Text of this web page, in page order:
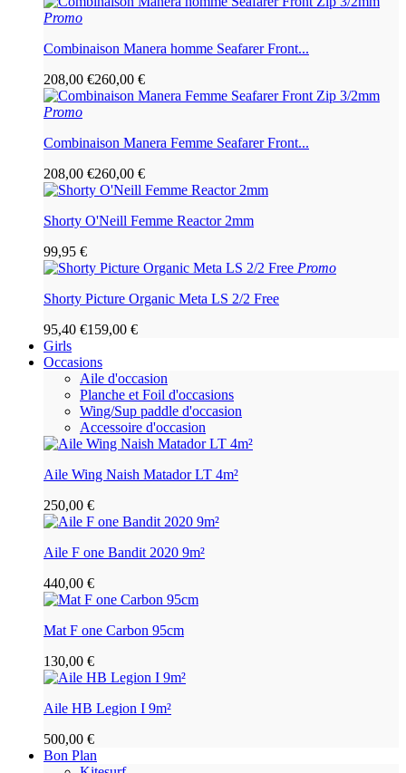
Promo
Combinaison Manera homme Seafarer Front...
208,00 €260,00 €
Promo
Combinaison Manera Femme Seafarer Front...
208,00 €260,00 €
Shorty O'Neill Femme Reactor 2mm
99,95 €
Promo
Shorty Picture Organic Meta LS 2/2 Free
95,40 €159,00 €
Girls
Occasions
Aile d'occasion
Planche et Foil d'occasions
Wing/Sup paddle d'occasion
Accessoire d'occasion
Aile Wing Naish Matador LT 4m²
250,00 €
Aile F one Bandit 2020 9m²
440,00 €
Mat F one Carbon 95cm
130,00 €
Aile HB Legion I 9m²
500,00 €
Bon Plan